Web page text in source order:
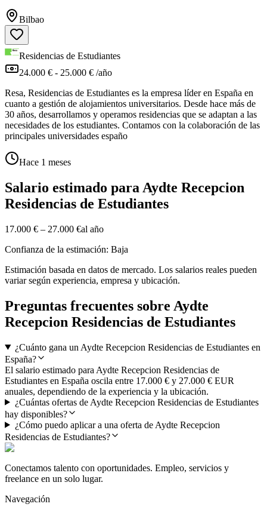
Bilbao
Residencias de Estudiantes
24.000 € - 25.000 € /año
Resa, Residencias de Estudiantes es la empresa líder en España en
cuanto a gestión de alojamientos universitarios. Desde hace más de
30 años, desarrollamos y operamos residencias que se adaptan a las
necesidades de los estudiantes. Contamos con la colaboración de las
principales universidades españo
Hace 1 meses
Salario estimado para Aydte Recepcion
Residencias de Estudiantes
17.000 € – 27.000 €al año
Confianza de la estimación: Baja
Estimación basada en datos de mercado. Los salarios reales pueden
variar según experiencia, empresa y ubicación.
Preguntas frecuentes sobre Aydte
Recepcion Residencias de Estudiantes
¿Cuánto gana un Aydte Recepcion Residencias de Estudiantes en
España?
El salario estimado para Aydte Recepcion Residencias de
Estudiantes en España oscila entre 17.000 € y 27.000 € EUR
anuales, dependiendo de la experiencia y la ubicación.
¿Cuántas ofertas de Aydte Recepcion Residencias de Estudiantes
hay disponibles?
¿Cómo puedo aplicar a una oferta de Aydte Recepcion
Residencias de Estudiantes?
Conectamos talento con oportunidades. Empleo, servicios y
freelance en un solo lugar.
Navegación